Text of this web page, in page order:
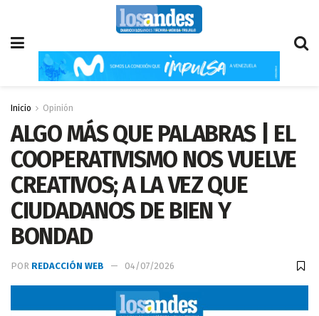
Inicio Opinión
ALGO MÁS QUE PALABRAS | EL
COOPERATIVISMO NOS VUELVE
CREATIVOS; A LA VEZ QUE
CIUDADANOS DE BIEN Y
BONDAD
POR REDACCIÓN WEB 04/07/2026